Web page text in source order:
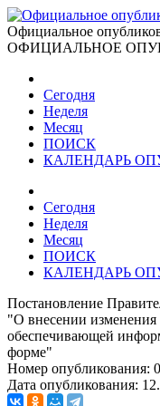
Официальное
ОФИЦИАЛЬНОЕ
Сегодня
Неделя
Месяц
ПОИСК
КАЛЕНДАРЬ
Сегодня
Неделя
Месяц
ПОИСК
КАЛЕНДАРЬ
Постановление
"О внесении изменения
обеспечивающей
форме"
Номер опубликования:
Дата опубликования: